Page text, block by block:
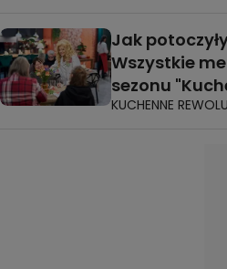
Jak
Wszystkie
sezonu
KUCHENNE